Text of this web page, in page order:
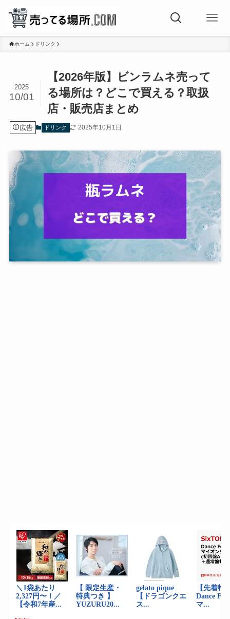
ホーム ドリンク
【2026年版】ビンラムネ売って
る場所は？どこで買える？取扱
店・販売店まとめ
2025
10/01
広告 ドリンク 2025年10月1日